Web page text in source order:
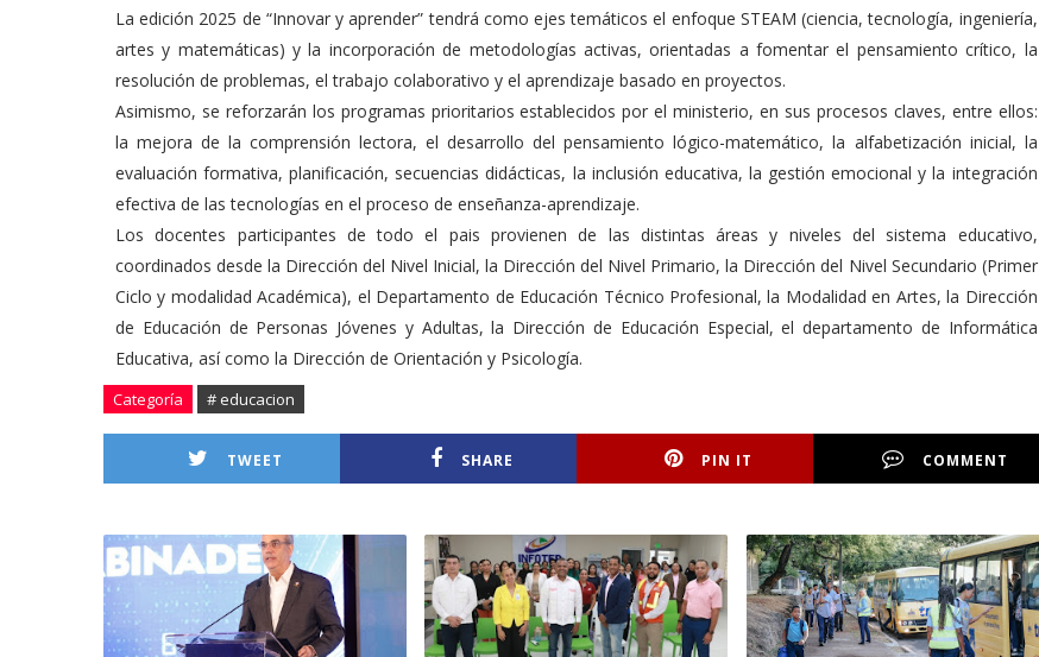
La edición 2025 de “Innovar y aprender” tendrá como ejes temáticos el enfoque STEAM (ciencia, tecnología, ingeniería,
artes y matemáticas) y la incorporación de metodologías activas, orientadas a fomentar el pensamiento crítico, la
resolución de problemas, el trabajo colaborativo y el aprendizaje basado en proyectos.
Asimismo, se reforzarán los programas prioritarios establecidos por el ministerio, en sus procesos claves, entre ellos:
la mejora de la comprensión lectora, el desarrollo del pensamiento lógico-matemático, la alfabetización inicial, la
evaluación formativa, planificación, secuencias didácticas, la inclusión educativa, la gestión emocional y la integración
efectiva de las tecnologías en el proceso de enseñanza-aprendizaje.
Los docentes participantes de todo el pais provienen de las distintas áreas y niveles del sistema educativo,
coordinados desde la Dirección del Nivel Inicial, la Dirección del Nivel Primario, la Dirección del Nivel Secundario (Primer
Ciclo y modalidad Académica), el Departamento de Educación Técnico Profesional, la Modalidad en Artes, la Dirección
de Educación de Personas Jóvenes y Adultas, la Dirección de Educación Especial, el departamento de Informática
Educativa, así como la Dirección de Orientación y Psicología.
Categoría # educacion
TWEET SHARE PIN IT COMMENT